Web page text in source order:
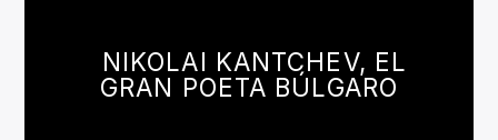
NIKOLAI KANTCHEV, EL
GRAN POETA BÚLGARO